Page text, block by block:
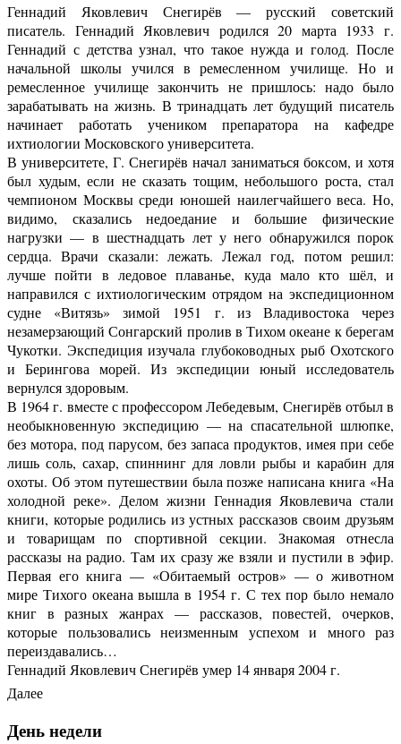
Геннадий Яковлевич Снегирёв — русский советский
писатель. Геннадий Яковлевич родился 20 марта 1933 г.
Геннадий с детства узнал, что такое нужда и голод. После
начальной школы учился в ремесленном училище. Но и
ремесленное училище закончить не пришлось: надо было
зарабатывать на жизнь. В тринадцать лет будущий писатель
начинает работать учеником препаратора на кафедре
ихтиологии Московского университета.
В университете, Г. Снегирёв начал заниматься боксом, и хотя
был худым, если не сказать тощим, небольшого роста, стал
чемпионом Москвы среди юношей наилегчайшего веса. Но,
видимо, сказались недоедание и большие физические
нагрузки — в шестнадцать лет у него обнаружился порок
сердца. Врачи сказали: лежать. Лежал год, потом решил:
лучше пойти в ледовое плаванье, куда мало кто шёл, и
направился с ихтиологическим отрядом на экспедиционном
судне «Витязь» зимой 1951 г. из Владивостока через
незамерзающий Сонгарский пролив в Тихом океане к берегам
Чукотки. Экспедиция изучала глубоководных рыб Охотского
и Берингова морей. Из экспедиции юный исследователь
вернулся здоровым.
В 1964 г. вместе с профессором Лебедевым, Снегирёв отбыл в
необыкновенную экспедицию — на спасательной шлюпке,
без мотора, под парусом, без запаса продуктов, имея при себе
лишь соль, сахар, спиннинг для ловли рыбы и карабин для
охоты. Об этом путешествии была позже написана книга «На
холодной реке». Делом жизни Геннадия Яковлевича стали
книги, которые родились из устных рассказов своим друзьям
и товарищам по спортивной секции. Знакомая отнесла
рассказы на радио. Там их сразу же взяли и пустили в эфир.
Первая его книга — «Обитаемый остров» — о животном
мире Тихого океана вышла в 1954 г. С тех пор было немало
книг в разных жанрах — рассказов, повестей, очерков,
которые пользовались неизменным успехом и много раз
переиздавались…
Геннадий Яковлевич Снегирёв умер 14 января 2004 г.
Далее
День недели